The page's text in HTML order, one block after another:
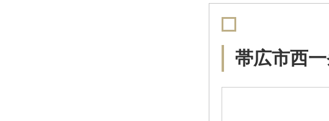
帯広市西